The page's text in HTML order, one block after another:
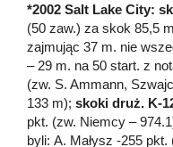
*2002 Salt Lake City:
(50 zaw.) za skok 85,5
zajmując 37 m. nie
– 29 m. na 50 start. z
(zw. S. Ammann,
133 m); skoki druż. K-
pkt. (zw. Niemcy –
byli: A. Małysz -255 pkt.